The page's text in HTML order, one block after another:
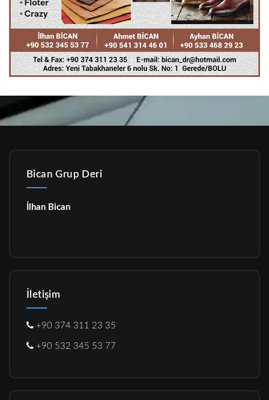
Bican Grup Deri
İlhan Bican
İletişim
+90 374 311 23 35
+90 532 345 53 77